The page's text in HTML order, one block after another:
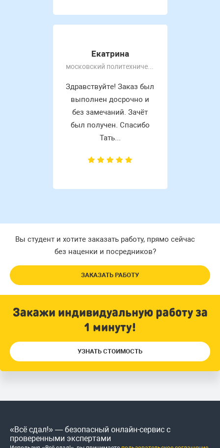
Екатрина
московский политехнический университет
Здравствуйте! Заказ был
выполнен досрочно и
без замечаний. Зачёт
был получен. Спасибо
Тать...
Вы студент и хотите заказать работу, прямо сейчас
без наценки и посредников?
ЗАКАЗАТЬ РАБОТУ
Закажи индивидуальную работу за
1 минуту!
УЗНАТЬ СТОИМОСТЬ
«Всё сдал!» — безопасный онлайн-сервис с
проверенными экспертами